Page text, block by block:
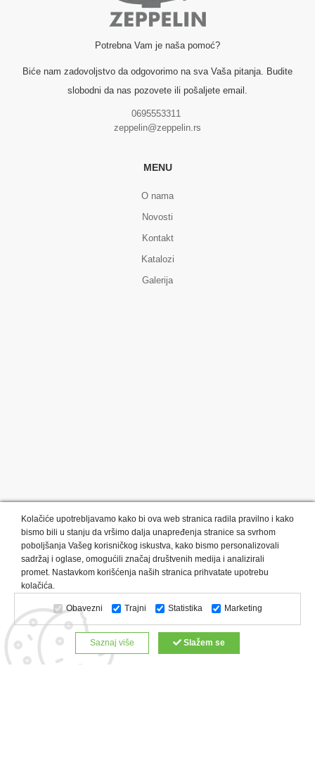
Potrebna Vam je naša pomoć?
Biće nam zadovoljstvo da odgovorimo na sva Vaša pitanja. Budite
slobodni da nas pozovete ili pošaljete email.
0695553311
zeppelin@zeppelin.rs
MENU
O nama
Novosti
Kontakt
Katalozi
Galerija
Kategorije proizvoda: Olovke i markeri
Privesci i trakice
Upaljači
USB Tehnologija Tekstil
Kačketi i kape
Notesi i rokovnici
Kancelarija Satovi
Kišobrani
Torbe i putovanja
Kuhinjski setovi
Alati i oprema
Relaksacija, lepota i zdravlje
Kalendari
Custom proizvodi
Digitalna štampa
Kolačiće upotrebljavamo kako bi ova web stranica radila pravilno i kako
bismo bili u stanju da vršimo dalja unapređenja stranice sa svrhom
poboljšanja Vašeg korisničkog iskustva, kako bismo personalizovali
sadržaj i oglase, omogućili značaj društvenih medija i analizirali
promet. Nastavkom korišćenja naših stranica prihvatate upotrebu
kolačića.
Obavezni Trajni Statistika Marketing
Saznaj više Slažem se